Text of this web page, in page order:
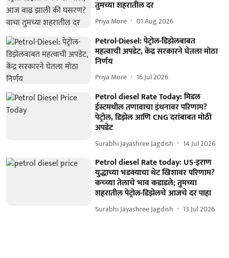
तुमच्या शहरातील दर
Priya More 01 Aug 2026
Petrol-Diesel: पेट्रोल-डिझेलबाबत
महत्वाची अपडेट, केंद्र सरकारने घेतला मोठा
निर्णय
Priya More 16 Jul 2026
Petrol diesel Rate Today: मिडल
ईस्टमधील तणावाचा इंधनावर परिणाम?
पेट्रोल, डिझेल आणि CNG दरांबाबत मोठी
अपडेट
Surabhi Jayashree Jagdish 14 Jul 2026
Petrol diesel Rate today: US-इराण
युद्धाच्या भडक्याचा थेट खिशावर परिणाम?
कच्च्या तेलाचे भाव कडाडले; तुमच्या
शहरातील पेट्रोल-डिझेलचे आजचे दर पाहा
Surabhi Jayashree Jagdish 13 Jul 2026